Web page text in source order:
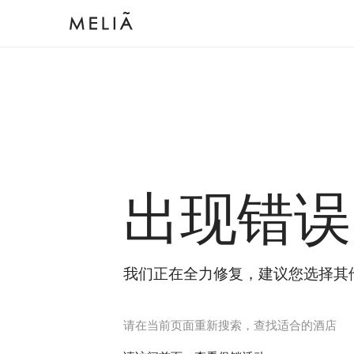
出现错误
我们正在全力修复，建议您选择其
请在当前页面重新搜索，查找适合的酒店